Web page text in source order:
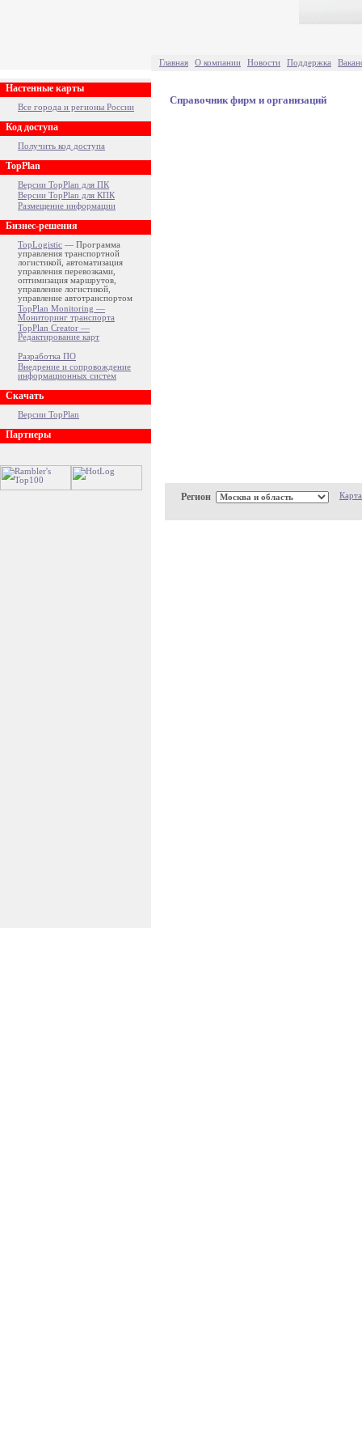
Главная О компании Новости Поддержка
Настенные карты
Все города и регионы России
Код доступа
Получить код доступа
TopPlan
Версии TopPlan для ПК
Версии TopPlan для КПК
Размещение информации
Бизнес-решения
TopLogistic — Программа
управления транспортной
логистикой, автоматизация
управления перевозками,
оптимизация маршрутов,
управление логистикой,
управление автотранспортом
TopPlan Monitoring —
Мониторинг транспорта
TopPlan Creator —
Редактирование карт
Разработка ПО
Внедрение и сопровождение
информационных систем
Скачать
Версии TopPlan
Партнеры
Справочник фирм и организаций
Регион Карта